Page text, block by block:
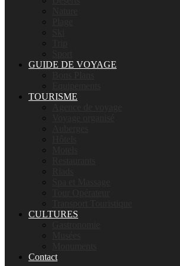
GUIDE DE VOYAGE
TOURISME
CULTURES
Contact